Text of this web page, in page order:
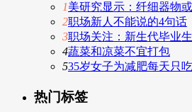
1美研究显示：纤细器物
2职场新人不能说的4句话
3职场关注：新生代毕业
4蔬菜和凉菜不宜打包
535岁女子为减肥每天只
热门标签